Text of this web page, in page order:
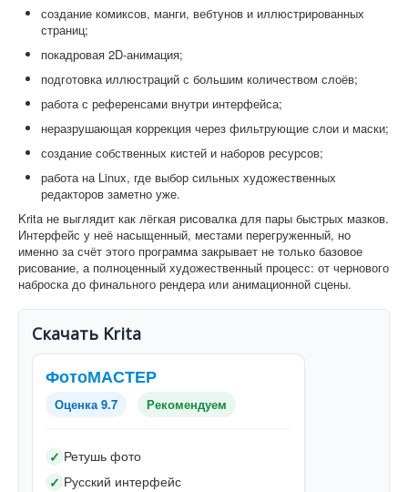
создание комиксов, манги, вебтунов и иллюстрированных
страниц;
покадровая 2D-анимация;
подготовка иллюстраций с большим количеством слоёв;
работа с референсами внутри интерфейса;
неразрушающая коррекция через фильтрующие слои и маски;
создание собственных кистей и наборов ресурсов;
работа на Linux, где выбор сильных художественных
редакторов заметно уже.
Krita не выглядит как лёгкая рисовалка для пары быстрых мазков.
Интерфейс у неё насыщенный, местами перегруженный, но
именно за счёт этого программа закрывает не только базовое
рисование, а полноценный художественный процесс: от чернового
наброска до финального рендера или анимационной сцены.
Скачать Krita
ФотоМАСТЕР
Оценка 9.7 Рекомендуем
✓ Ретушь фото
✓ Русский интерфейс